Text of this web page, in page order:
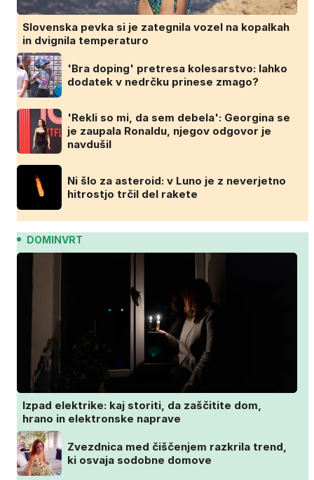
Slovenska pevka si je zategnila vozel na kopalkah
in dvignila temperaturo
'Bra doping' pretresa kolesarstvo: lahko
dodatek v nedrčku prinese zmago?
'Rekli so mi, da sem debela': Georgina se
je zaupala Ronaldu, njegov odgovor je
navdušil
Ni šlo za asteroid: v Luno je z neverjetno
hitrostjo trčil del rakete
DOMINVRT
Izpad elektrike: kaj storiti, da zaščitite dom,
hrano in elektronske naprave
Zvezdnica med čiščenjem razkrila trend,
ki osvaja sodobne domove